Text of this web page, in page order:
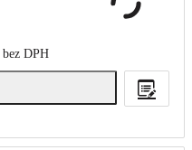
bez DPH